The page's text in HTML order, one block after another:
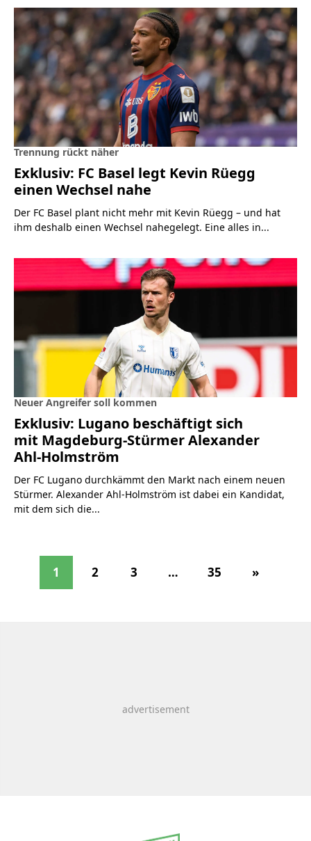
Trennung rückt näher
Exklusiv: FC Basel legt Kevin Rüegg
einen Wechsel nahe
Der FC Basel plant nicht mehr mit Kevin Rüegg – und hat
ihm deshalb einen Wechsel nahegelegt. Eine alles in...
Neuer Angreifer soll kommen
Exklusiv: Lugano beschäftigt sich
mit Magdeburg-Stürmer Alexander
Ahl-Holmström
Der FC Lugano durchkämmt den Markt nach einem neuen
Stürmer. Alexander Ahl-Holmström ist dabei ein Kandidat,
mit dem sich die...
1 2 3 … 35 »